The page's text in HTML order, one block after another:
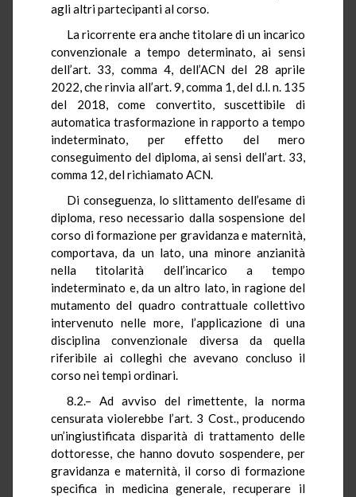
agli altri partecipanti al corso.
La ricorrente era anche titolare di un incarico
convenzionale a tempo determinato, ai sensi
dell’art. 33, comma 4, dell’ACN del 28 aprile
2022, che rinvia all’art. 9, comma 1, del d.l. n. 135
del 2018, come convertito, suscettibile di
automatica trasformazione in rapporto a tempo
indeterminato, per effetto del mero
conseguimento del diploma, ai sensi dell’art. 33,
comma 12, del richiamato ACN.
Di conseguenza, lo slittamento dell’esame di
diploma, reso necessario dalla sospensione del
corso di formazione per gravidanza e maternità,
comportava, da un lato, una minore anzianità
nella titolarità dell’incarico a tempo
indeterminato e, da un altro lato, in ragione del
mutamento del quadro contrattuale collettivo
intervenuto nelle more, l’applicazione di una
disciplina convenzionale diversa da quella
riferibile ai colleghi che avevano concluso il
corso nei tempi ordinari.
8.2.– Ad avviso del rimettente, la norma
censurata violerebbe l’art. 3 Cost., producendo
un’ingiustificata disparità di trattamento delle
dottoresse, che hanno dovuto sospendere, per
gravidanza e maternità, il corso di formazione
specifica in medicina generale, recuperare il